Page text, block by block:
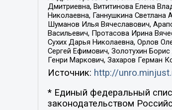
Дмитриевна, Вититинова Елена
Николаевна, Ганнушкина
Шуманов Илья Вячеславович,
Васильевич, Протасова Ирина
Сухих Дарья Николаевна, Орлов
Сергей Ефимович, Золотухин
Генри Маркович, Захаров Герман
Источник: http://
* Единый федеральный
законодательством